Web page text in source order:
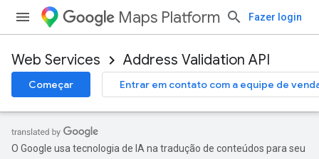
Maps Platform Fazer login
Web Services Address Validation API
Começar Entrar em contato com a equipe de
O Google usa tecnologia de IA na tradução de conteúdos para seu